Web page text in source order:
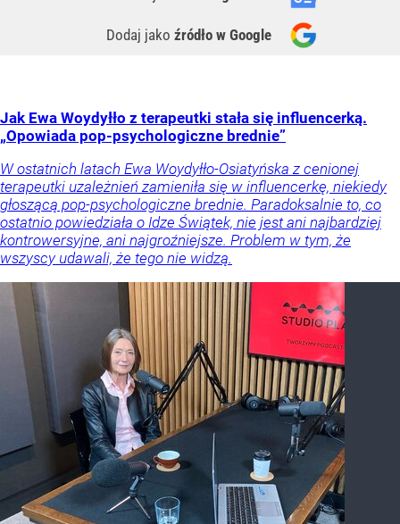
Dodaj jako źródło w Google
Jak Ewa Woydyłło z terapeutki stała się influencerką.
„Opowiada pop-psychologiczne brednie”
W ostatnich latach Ewa Woydyłło-Osiatyńska z cenionej
terapeutki uzależnień zamieniła się w influencerkę, niekiedy
głoszącą pop-psychologiczne brednie. Paradoksalnie to, co
ostatnio powiedziała o Idze Świątek, nie jest ani najbardziej
kontrowersyjne, ani najgroźniejsze. Problem w tym, że
wszyscy udawali, że tego nie widzą.